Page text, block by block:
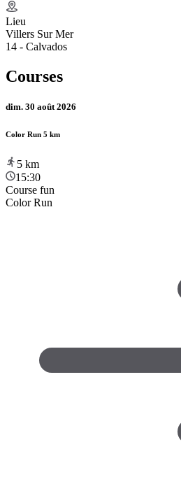
Lieu
Villers Sur Mer
14 - Calvados
Courses
dim. 30 août 2026
Color Run 5 km
5 km
15:30
Course fun
Color Run